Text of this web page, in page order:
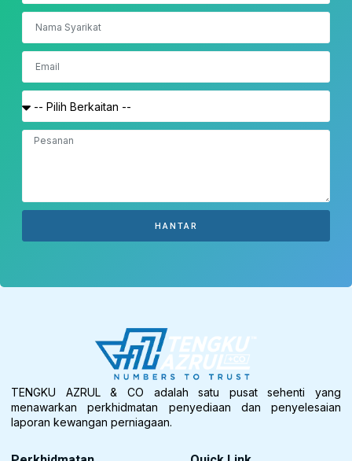
HANTAR
TENGKU AZRUL & CO adalah satu pusat sehenti yang
menawarkan perkhidmatan penyediaan dan penyelesaian
laporan kewangan perniagaan.